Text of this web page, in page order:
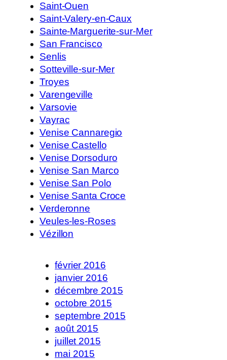
Saint-Ouen
Saint-Valery-en-Caux
Sainte-Marguerite-sur-Mer
San Francisco
Senlis
Sotteville-sur-Mer
Troyes
Varengeville
Varsovie
Vayrac
Venise Cannaregio
Venise Castello
Venise Dorsoduro
Venise San Marco
Venise San Polo
Venise Santa Croce
Verderonne
Veules-les-Roses
Vézillon
février 2016
janvier 2016
décembre 2015
octobre 2015
septembre 2015
août 2015
juillet 2015
mai 2015